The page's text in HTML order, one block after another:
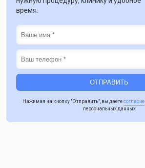
время.
Нажимая на кнопку "Отправить", вы даетесогласие
персональных данных